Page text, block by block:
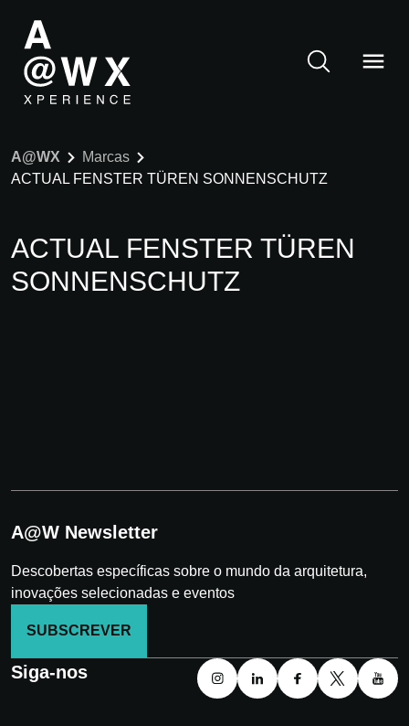
A@WX
Marcas
ACTUAL FENSTER TÜREN SONNENSCHUTZ
ACTUAL FENSTER TÜREN
SONNENSCHUTZ
A@W Newsletter
Descobertas específicas sobre o mundo da arquitetura,
inovações selecionadas e eventos
SUBSCREVER
Siga-nos